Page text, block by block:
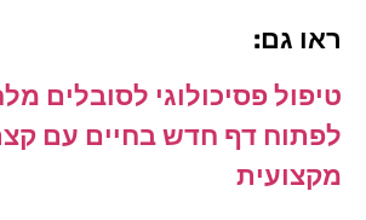
ראו גם:
טיפול פסיכולוגי לסובלים
לפתוח דף חדש בחיים עם
מקצועית